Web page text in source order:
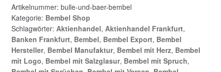
2
Liter
weiß
Menge
Artikelnummer: bulle-und-baer-bembel
Kategorie: Bembel Shop
Schlagwörter: Aktienhandel, Aktienhandel Frankfurt,
Banken Frankfurt, Bembel, Bembel Export, Bembel
Hersteller, Bembel Manufaktur, Bembel mit Herz, Bembel
mit Logo, Bembel mit Salzglasur, Bembel mit Spruch,